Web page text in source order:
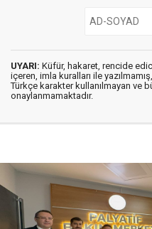
UYARI: Küfür, hakaret, rencide
içeren, imla kuralları ile yazılmamış,
Türkçe karakter kullanılmayan ve
onaylanmamaktadır.